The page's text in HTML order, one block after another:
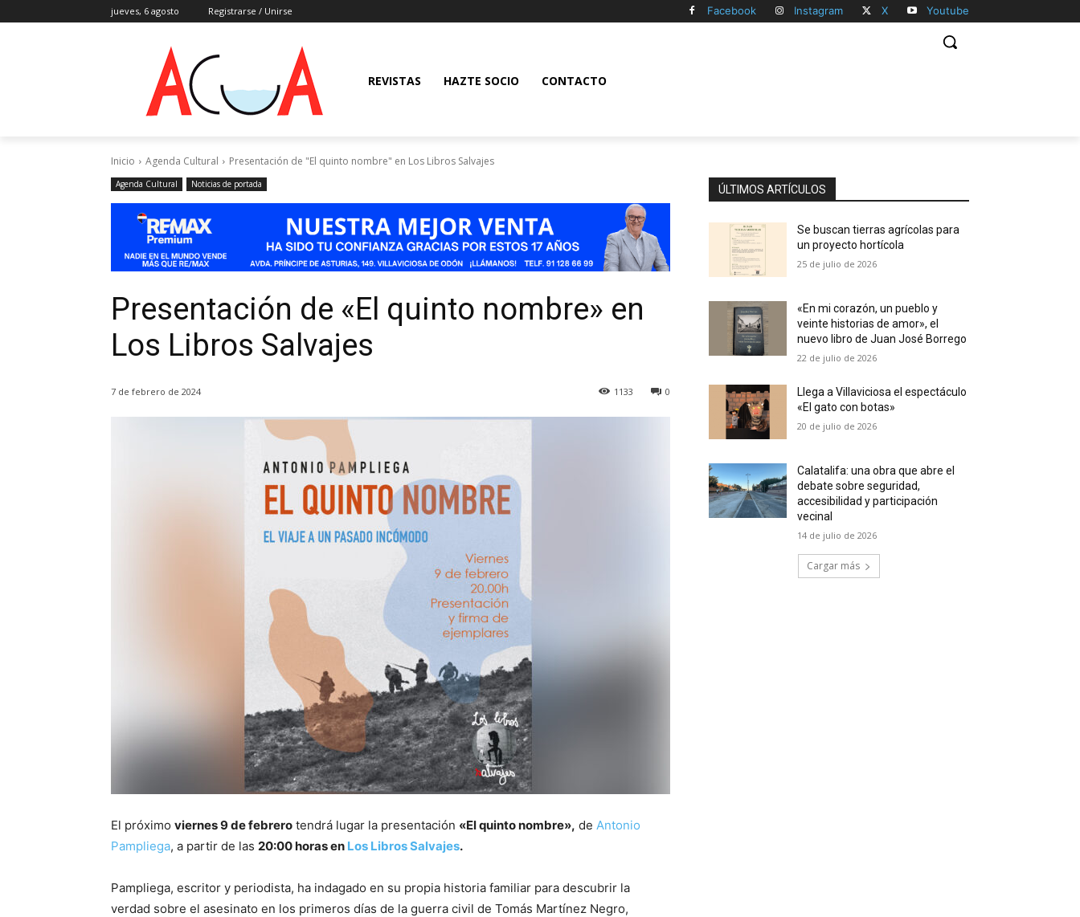
jueves, 6 agosto Registrarse / Unirse Facebook Instagram X Youtube
REVISTAS HAZTE SOCIO CONTACTO
Inicio Agenda Cultural Presentación de "El quinto nombre" en Los Libros Salvajes
Agenda Cultural Noticias de portada
Presentación de «El quinto nombre» en
Los Libros Salvajes
7 de febrero de 2024 0
1133
El próximo viernes 9 de febrero tendrá lugar la presentación «El quinto nombre», de Antonio
Pampliega, a partir de las 20:00 horas en Los Libros Salvajes.
Pampliega, escritor y periodista, ha indagado en su propia historia familiar para descubrir la
verdad sobre el asesinato en los primeros días de la guerra civil de Tomás Martínez Negro,
ÚLTIMOS ARTÍCULOS
Se buscan tierras agrícolas para
un proyecto hortícola
25 de julio de 2026
«En mi corazón, un pueblo y
veinte historias de amor», el
nuevo libro de Juan José Borrego
22 de julio de 2026
Llega a Villaviciosa el espectáculo
«El gato con botas»
20 de julio de 2026
Calatalifa: una obra que abre el
debate sobre seguridad,
accesibilidad y participación
vecinal
14 de julio de 2026
Cargar más